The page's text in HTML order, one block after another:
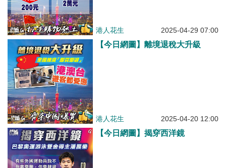
港人花生 2025-04-29 07:00
【今日網圖】離境退稅大升級
港人花生 2025-04-20 12:00
【今日網圖】揭穿西洋鏡